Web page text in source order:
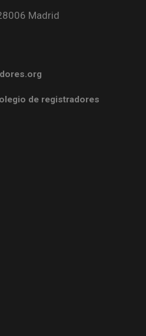
Madrid
de registradores
(abre en ventana nueva)
twitter (abre en ventana nueva)
(abre en ventana nueva)
(abre en ventana nueva)
(abre en ventana nueva)
(abre en ventana nueva)